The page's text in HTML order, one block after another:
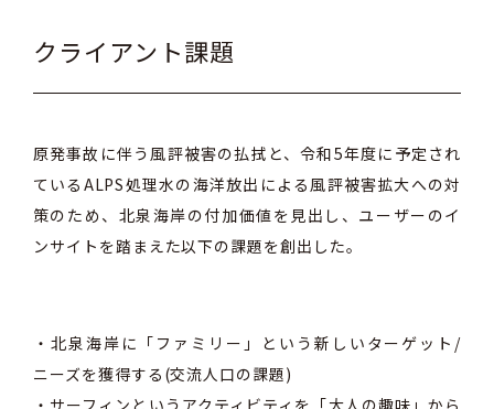
クライアント課題
原発事故に伴う風評被害の払拭と、令和5年度に予定され
ているALPS処理水の海洋放出による風評被害拡大への対
策のため、北泉海岸の付加価値を見出し、ユーザーのイ
ンサイトを踏まえた以下の課題を創出した。
・北泉海岸に「ファミリー」という新しいターゲット/
ニーズを獲得する(交流人口の課題)
・サーフィンというアクティビティを「大人の趣味」から